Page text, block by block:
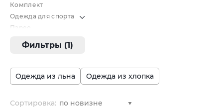
Комплект
Одежда для спорта
Парео
Рубашки/блузки
Трикотаж
Туники
Юбки
Фильтры (1)
Одежда из льна Одежда из хлопка
Сортировка: